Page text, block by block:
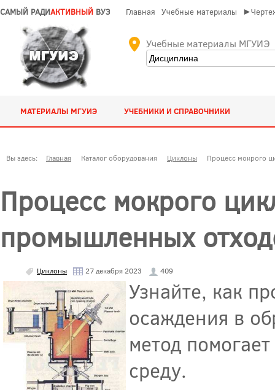
САМЫЙ РАДИАКТИВНЫЙ ВУЗ Главная Учебные материалы
Учебные материалы МГУИЭ
МАТЕРИАЛЫ МГУИЭ УЧЕБНИКИ И СПРАВОЧНИКИ
Вы здесь: Главная Каталог оборудования Циклоны Процесс мокрого
Процесс мокрого
промышленных
Циклоны 27 декабря 2023 409
Узнайте, как
осаждения в
метод
среду.